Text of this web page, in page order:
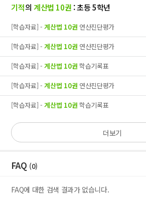
기적의 계산법 10권 : 초등 5학년
[학습자료] -계산법 10권 연산진단평가
[학습자료] -계산법 10권 연산진단평가
[학습자료] -계산법 10권 학습기록표
[학습자료] -계산법 10권 연산진단평가
[학습자료] -계산법 10권 학습기록표
더보기
FAQ (0)
FAQ에 대한 검색 결과가 없습니다.